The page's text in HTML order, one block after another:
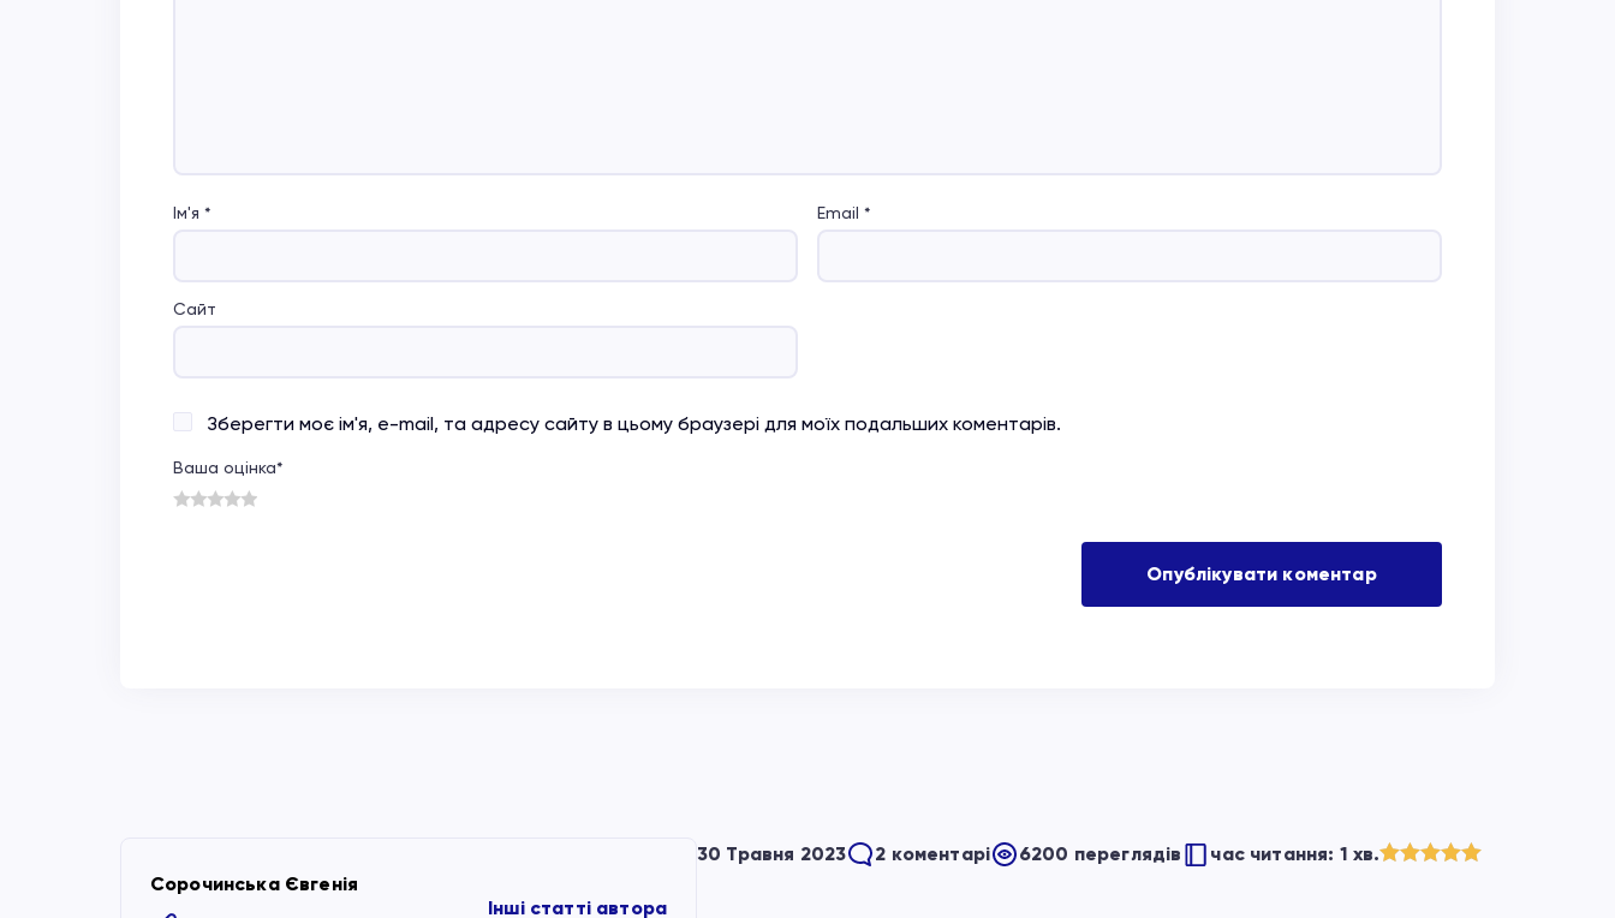
Ім'я * Email *
Сайт
Зберегти моє ім'я, e-mail, та адресу сайту в цьому браузері для моїх подальших коментарів.
Ваша оцінка*
4
3
2
1
Сорочинська Євгенія
Інші статті автора
30 Травня 2023 2 коментарі 6200 переглядів час читання: 1 хв.